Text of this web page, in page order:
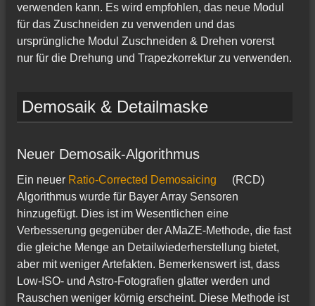
verwenden kann. Es wird empfohlen, das neue Modul
für das Zuschneiden zu verwenden und das
ursprüngliche Modul Zuschneiden & Drehen vorerst
nur für die Drehung und Trapezkorrektur zu verwenden.
Demosaik & Detailmaske
Neuer Demosaik-Algorithmus
Ein neuer Ratio-Corrected Demosaicing
(RCD)
Algorithmus wurde für Bayer Array Sensoren
hinzugefügt. Dies ist im Wesentlichen eine
Verbesserung gegenüber der AMaZE-Methode, die fast
die gleiche Menge an Detailwiederherstellung bietet,
aber mit weniger Artefakten. Bemerkenswert ist, dass
Low-ISO- und Astro-Fotografien glatter werden und
Rauschen weniger körnig erscheint. Diese Methode ist